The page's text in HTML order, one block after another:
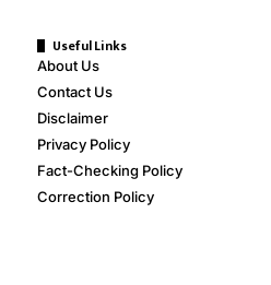
Useful Links
About Us
Contact Us
Disclaimer
Privacy Policy
Fact-Checking Policy
Correction Policy